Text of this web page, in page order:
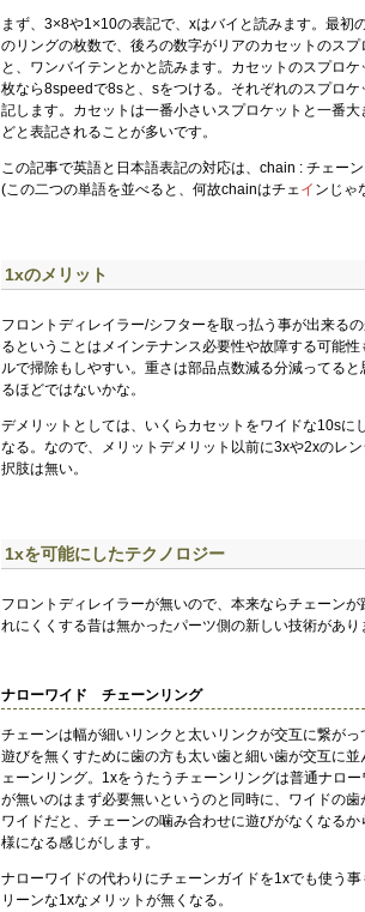
まず、3×8や1×10の表記で、xはバイと読みます。最初
のリングの枚数で、後ろの数字がリアのカセットのス
と、ワンバイテンとかと読みます。カセットのスプロ
枚なら8speedで8sと、sをつける。それぞれのスプロ
記します。カセットは一番小さいスプロケットと一番
どと表記されることが多いです。
この記事で英語と日本語表記の対応は、chain : チェー
(この二つの単語を並べると、何故chainはチェ イ ンじゃ
1xのメリット
フロントディレイラー/シフターを取っ払う事が出来る
るということはメインテナンス必要性や故障する可能
ルで掃除もしやすい。重さは部品点数減る分減ってる
るほどではないかな。
デメリットとしては、いくらカセットをワイドな10sに
なる。なので、メリットデメリット以前に3xや2xのレ
択肢は無い。
1xを可能にしたテクノロジー
フロントディレイラーが無いので、本来ならチェーン
れにくくする昔は無かったパーツ側の新しい技術があり
ナローワイド チェーンリング
チェーンは幅が細いリンクと太いリンクが交互に繋が
遊びを無くすために歯の方も太い歯と細い歯が交互に
ェーンリング。1xをうたうチェーンリングは普通ナロ
が無いのはまず必要無いというのと同時に、ワイドの
ワイドだと、チェーンの噛み合わせに遊びがなくなる
様になる感じがします。
ナローワイドの代わりにチェーンガイドを1xでも使う
リーンな1xなメリットが無くなる。